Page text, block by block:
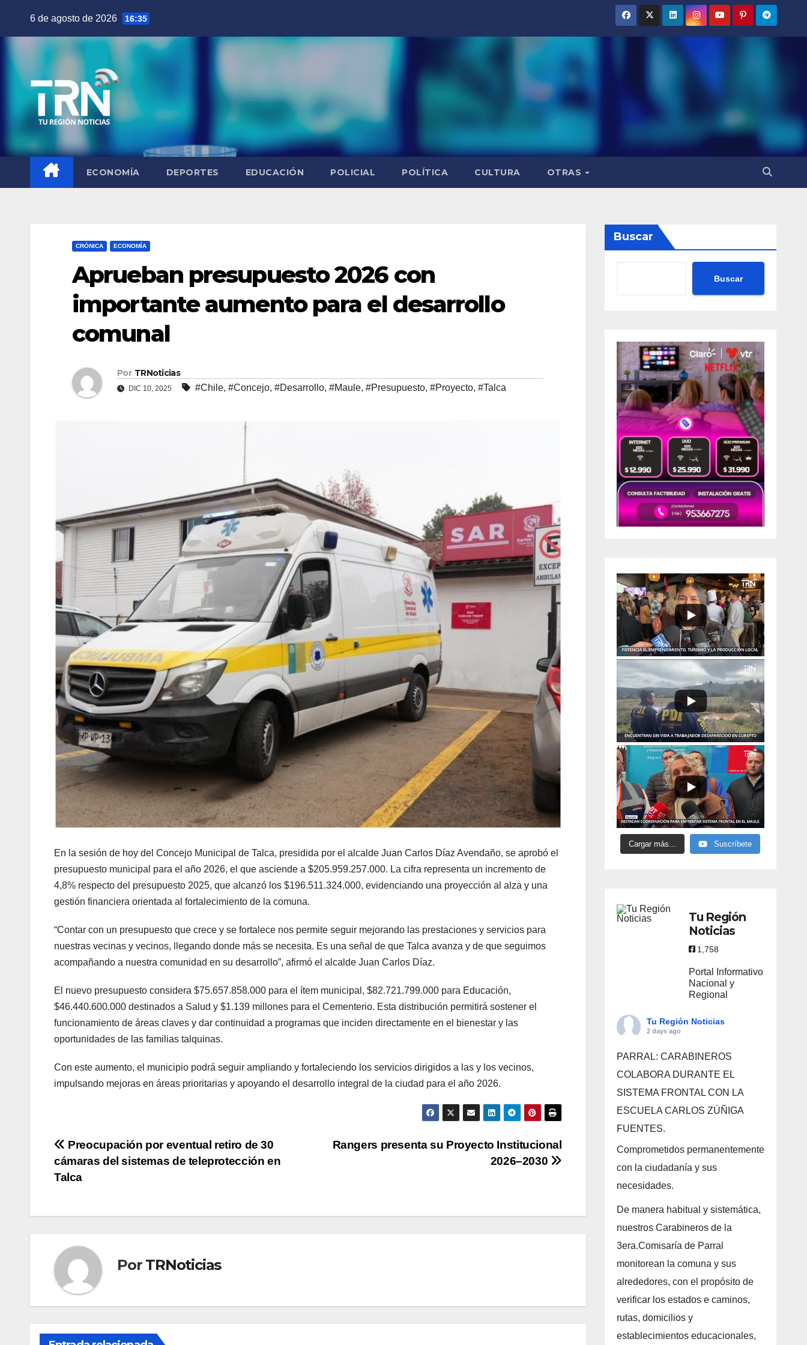
6 de agosto de 2026 16:35
ECONOMÍA DEPORTES EDUCACIÓN POLICIAL POLÍTICA CULTURA OTRAS
CRÓNICA ECONOMÍA
Aprueban presupuesto 2026 con
importante aumento para el desarrollo
comunal
Por TRNoticias
DIC 10, 2025 #Chile, #Concejo, #Desarrollo, #Maule, #Presupuesto, #Proyecto, #Talca
En la sesión de hoy del Concejo Municipal de Talca, presidida por el alcalde Juan Carlos Díaz Avendaño, se aprobó el
presupuesto municipal para el año 2026, el que asciende a $205.959.257.000. La cifra representa un incremento de
4,8% respecto del presupuesto 2025, que alcanzó los $196.511.324.000, evidenciando una proyección al alza y una
gestión financiera orientada al fortalecimiento de la comuna.
“Contar con un presupuesto que crece y se fortalece nos permite seguir mejorando las prestaciones y servicios para
nuestras vecinas y vecinos, llegando donde más se necesita. Es una señal de que Talca avanza y de que seguimos
acompañando a nuestra comunidad en su desarrollo”, afirmó el alcalde Juan Carlos Díaz.
El nuevo presupuesto considera $75.657.858.000 para el ítem municipal, $82.721.799.000 para Educación,
$46.440.600.000 destinados a Salud y $1.139 millones para el Cementerio. Esta distribución permitirá sostener el
funcionamiento de áreas claves y dar continuidad a programas que inciden directamente en el bienestar y las
oportunidades de las familias talquinas.
Con este aumento, el municipio podrá seguir ampliando y fortaleciendo los servicios dirigidos a las y los vecinos,
impulsando mejoras en áreas prioritarias y apoyando el desarrollo integral de la ciudad para el año 2026.
Navegación
de
Rangers presenta su Proyecto Institucional
2026–2030
Preocupación por eventual retiro de 30
cámaras del sistemas de teleprotección en
Talca
Por TRNoticias
Buscar
Buscar
Cargar más... Suscríbete
Tu Región
Noticias
1,758
Portal Informativo
Nacional y
Regional
Tu Región Noticias
2 days ago
PARRAL: CARABINEROS
COLABORA DURANTE EL
SISTEMA FRONTAL CON LA
ESCUELA CARLOS ZÚÑIGA
FUENTES.
Comprometidos permanentemente
con la ciudadanía y sus
necesidades.
De manera habitual y sistemática,
nuestros Carabineros de la
3era.Comisaría de Parral
monitorean la comuna y sus
alrededores, con el propósito de
verificar los estados e caminos,
rutas, domicilios y
establecimientos educacionales,